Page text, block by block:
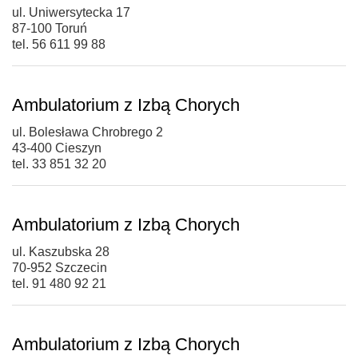
ul. Uniwersytecka 17
87-100 Toruń
tel. 56 611 99 88
Ambulatorium z Izbą Chorych
ul. Bolesława Chrobrego 2
43-400 Cieszyn
tel. 33 851 32 20
Ambulatorium z Izbą Chorych
ul. Kaszubska 28
70-952 Szczecin
tel. 91 480 92 21
Ambulatorium z Izbą Chorych